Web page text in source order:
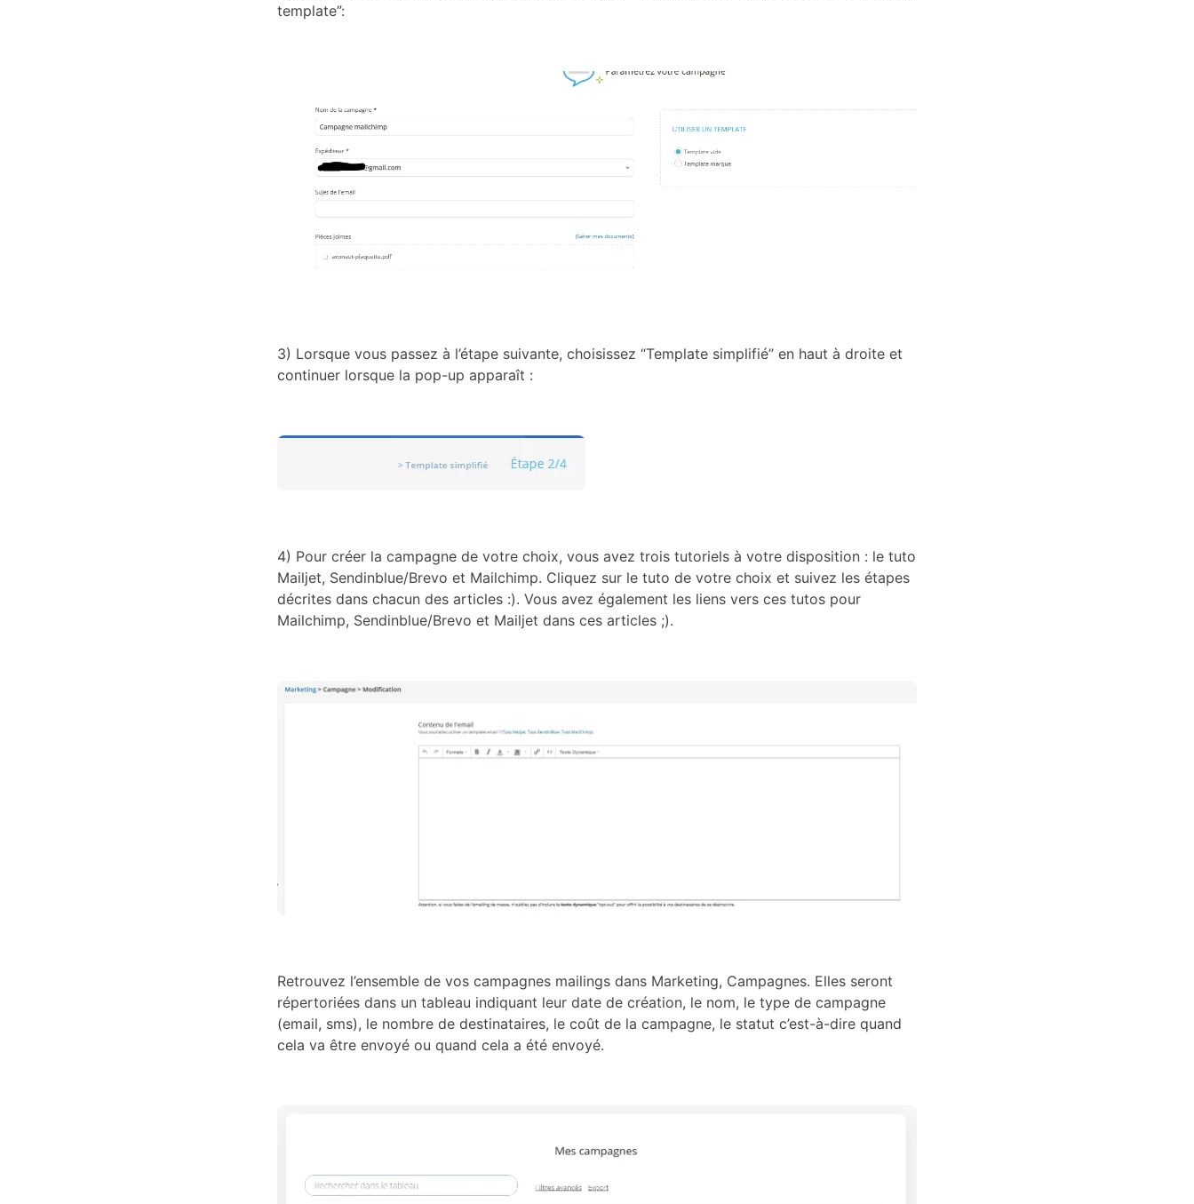
template”:
3) Lorsque vous passez à l’étape suivante, choisissez “Template simplifié” en haut à droite et
continuer lorsque la pop-up apparaît :
4) Pour créer la campagne de votre choix, vous avez trois tutoriels à votre disposition : le tuto
Mailjet, Sendinblue/Brevo et Mailchimp. Cliquez sur le tuto de votre choix et suivez les étapes
décrites dans chacun des articles :). Vous avez également les liens vers ces tutos pour
Mailchimp, Sendinblue/Brevo et Mailjet dans ces articles ;).
Retrouvez l’ensemble de vos campagnes mailings dans Marketing, Campagnes. Elles seront
répertoriées dans un tableau indiquant leur date de création, le nom, le type de campagne
(email, sms), le nombre de destinataires, le coût de la campagne, le statut c’est-à-dire quand
cela va être envoyé ou quand cela a été envoyé.